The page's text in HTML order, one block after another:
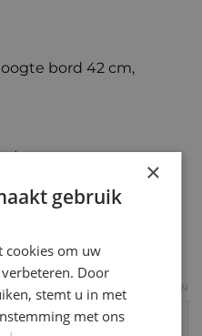
bord 42 cm,
WISSEN
×
gebruik
cookies om uw
Door
stemt u in met
met ons